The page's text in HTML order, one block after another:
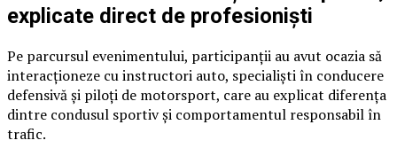
explicate direct de profesioniști
Pe parcursul evenimentului, participanții au avut ocazia să
interacționeze cu instructori auto, specialiști în conducere
defensivă și piloți de motorsport, care au explicat diferența
dintre condusul sportiv și comportamentul responsabil în
trafic.